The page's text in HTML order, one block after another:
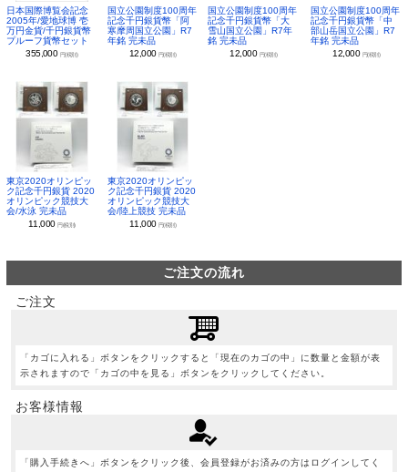
日本国際博覧会記念
2005年/愛地球博 壱
万円金貨/千円銀貨幣
プルーフ貨幣セット
355,000 円(税別)
国立公園制度100周年
記念千円銀貨幣「阿
寒摩周国立公園」R7
年銘 完未品
12,000 円(税別)
国立公園制度100周年
記念千円銀貨幣「大
雪山国立公園」R7年
銘 完未品
12,000 円(税別)
国立公園制度100周年
記念千円銀貨幣「中
部山岳国立公園」R7
年銘 完未品
12,000 円(税別)
東京2020オリンピッ
ク記念千円銀貨 2020
オリンピック競技大
会/水泳 完未品
11,000円(税別)
東京2020オリンピッ
ク記念千円銀貨 2020
オリンピック競技大
会/陸上競技 完未品
11,000 円(税別)
ご注文の流れ
ご注文
「カゴに入れる」ボタンをクリックすると「現在のカゴの中」に数量と金額が表
示されますので「カゴの中を見る」ボタンをクリックしてください。
お客様情報
「購入手続きへ」ボタンをクリック後、会員登録がお済みの方はログインしてく